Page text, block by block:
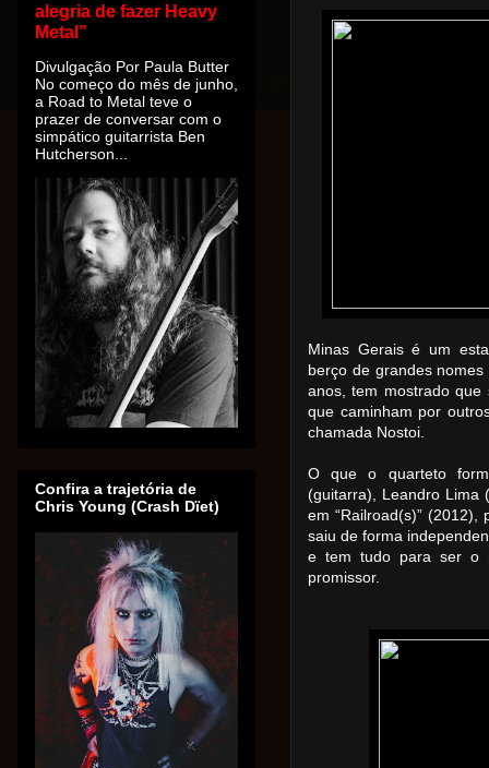
Minas Gerais é um
berço de grandes
anos, tem mostrado que
que caminham por
chamada Nostoi.
O que o quarteto
(guitarra), Leandro Lima
em “Railroad(s)”
saiu de forma
e tem tudo para ser o
promissor.
alegria de fazer Heavy
Metal”
Divulgação Por Paula Butter
No começo do mês de junho,
a Road to Metal teve o
prazer de conversar com o
simpático guitarrista Ben
Hutcherson...
Confira a trajetória de
Chris Young (Crash Dïet)